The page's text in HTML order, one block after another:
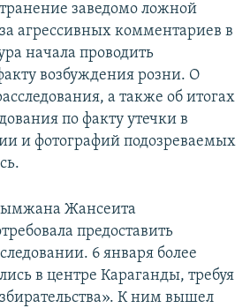
заведомо ложной
агрессивных комментариев в
начала проводить
возбуждения розни. О
а также об итогах
по факту утечки в
и фотографий подозреваемых
Жансеита
предоставить
6 января более
в центре Караганды, требуя
К ним вышел